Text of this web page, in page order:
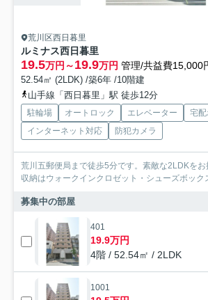
荒川区西日暮里
ルミナス西日暮里
19.5万円～19.9万円 管理/共益費15,000
52.54㎡ (2LDK) /築6年 /10階建
山手線「西日暮里」駅 徒歩12分
駐輪場 オートロック エレベーター
宅
インターネット対応
防犯カメラ
荒川五郵便局まで徒歩5分です。素敵な2LDKをお
収納はウォークインクロゼット・シューズボック
募集中の部屋
401
19.9万円
4階 / 52.54㎡ / 2LDK
1001